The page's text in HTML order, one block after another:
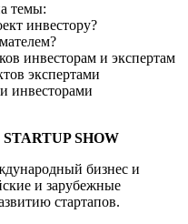
темы:
инвестору?
инвесторам и экспертам
экспертами
инвесторами
SHOW
бизнес и
и зарубежные
стартапов.